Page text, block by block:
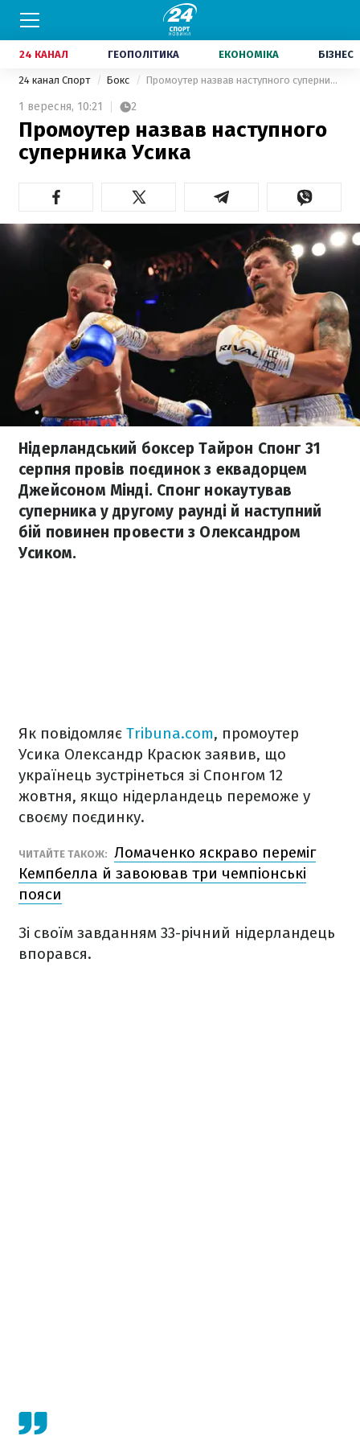
24 КАНАЛ ГЕОПОЛІТИКА ЕКОНОМІКА БІЗНЕС
24 канал Спорт Бокс Промоутер назвав наступного суперника Усика
1 вересня, 10:21 2
Промоутер назвав наступного
суперника Усика
Нідерландський боксер Тайрон Спонг 31
серпня провів поєдинок з еквадорцем
Джейсоном Мінді. Спонг нокаутував
суперника у другому раунді й наступний
бій повинен провести з Олександром
Усиком.
Як повідомляє Tribuna.com, промоутер
Усика Олександр Красюк заявив, що
українець зустрінеться зі Спонгом 12
жовтня, якщо нідерландець переможе у
своєму поєдинку.
ЧИТАЙТЕ ТАКОЖ: Ломаченко яскраво переміг
Кемпбелла й завоював три чемпіонські
пояси
Зі своїм завданням 33-річний нідерландець
впорався.